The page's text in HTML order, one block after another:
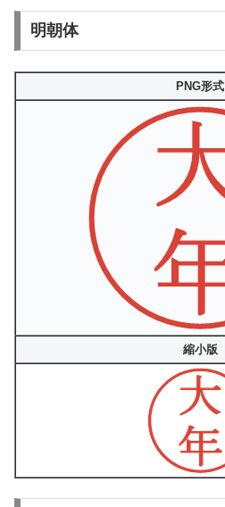
明朝体
PNG形式
縮小版